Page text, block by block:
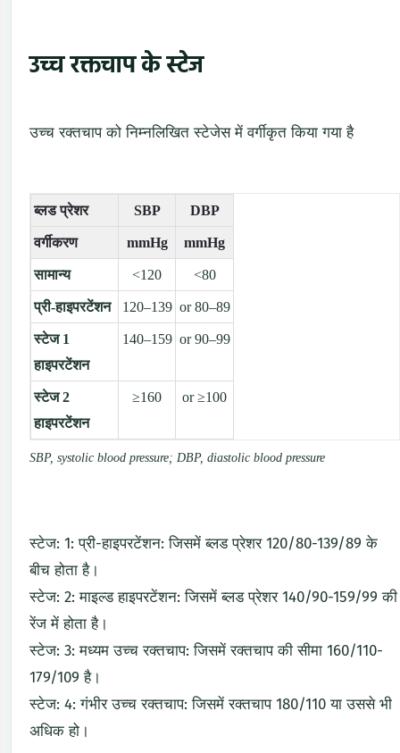
उच्च रक्तचाप के स्टेज
उच्च रक्तचाप को निम्नलिखित स्टेजेस में वर्गीकृत किया गया है
ब्लड प्रेशर SBP DBP
वर्गीकरण mmHg mmHg
सामान्य <120 <80
प्री-हाइपरटेंशन 120–139 or 80–89
स्टेज 1
हाइपरटेंशन
140–159 or 90–99
स्टेज 2
हाइपरटेंशन
≥160 or ≥100
SBP, systolic blood pressure; DBP, diastolic blood pressure
स्टेज: 1: प्री-हाइपरटेंशन: जिसमें ब्लड प्रेशर 120/80-139/89 के
बीच होता है।
स्टेज: 2: माइल्ड हाइपरटेंशन: जिसमें ब्लड प्रेशर 140/90-159/99 की
रेंज में होता है।
स्टेज: 3: मध्यम उच्च रक्तचाप: जिसमें रक्तचाप की सीमा 160/110-
179/109 है।
स्टेज: 4: गंभीर उच्च रक्तचाप: जिसमें रक्तचाप 180/110 या उससे भी
अधिक हो।